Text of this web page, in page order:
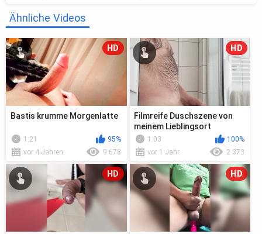
Ähnliche Videos
HD
Bastis krumme Morgenlatte
1:21
95%
vor 4 Jahren
9 678
HD
Filmreife Duschszene von
meinem Lieblingsort
1:03
100%
vor 1 Jahr
2 373
HD HD